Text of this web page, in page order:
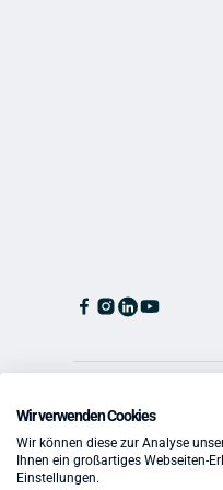
Flexxter GmbH - ©
Wir verwenden Cookies
Wir können diese zur Analyse
Ihnen ein großartiges Webseiten-
Einstellungen.